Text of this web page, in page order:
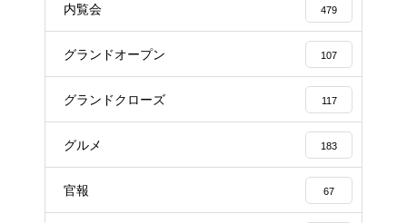
内覧会 479
グランドオープン 107
グランドクローズ 117
グルメ 183
官報 67